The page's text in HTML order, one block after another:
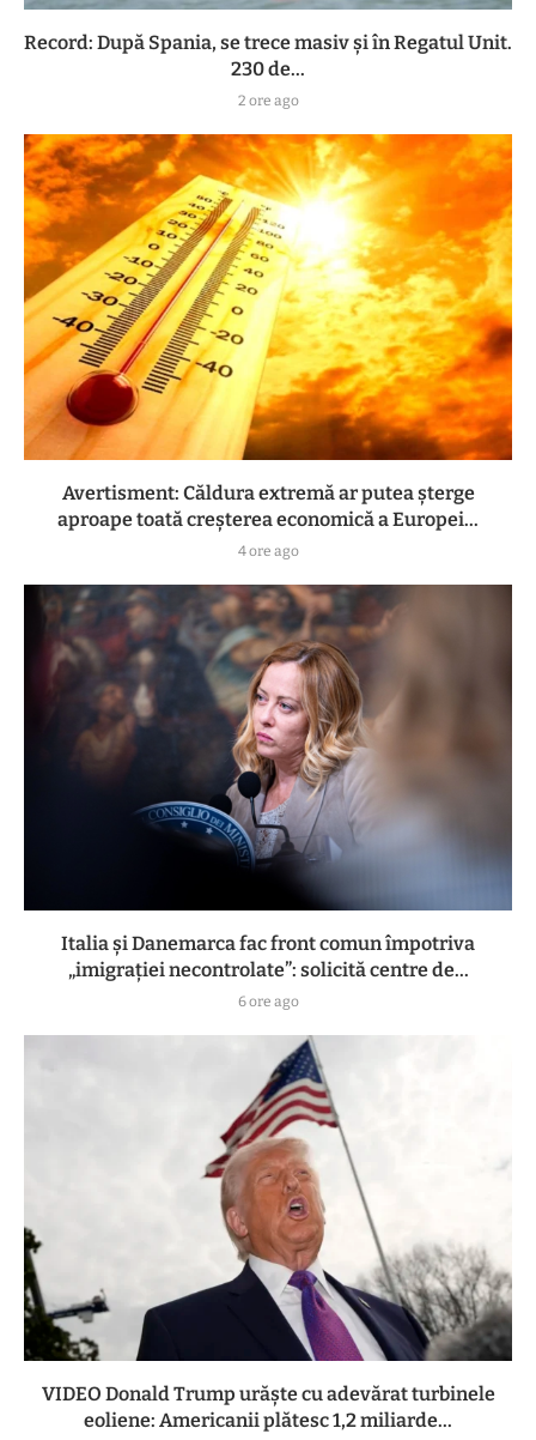
Record: După Spania, se trece masiv și în Regatul Unit.
230 de...
2 ore ago
Avertisment: Căldura extremă ar putea șterge
aproape toată creșterea economică a Europei...
4 ore ago
Italia și Danemarca fac front comun împotriva
„imigrației necontrolate”: solicită centre de...
6 ore ago
VIDEO Donald Trump urăște cu adevărat turbinele
eoliene: Americanii plătesc 1,2 miliarde...